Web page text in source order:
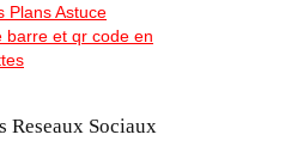
Plans Astuce
barre et qr code en
Reseaux Sociaux